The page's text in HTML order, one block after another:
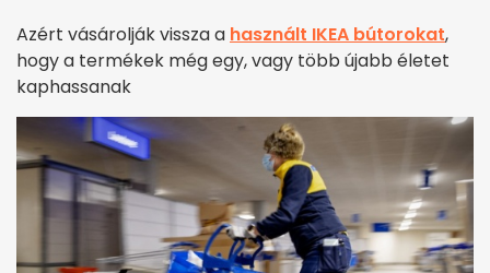
Azért vásárolják vissza a használt IKEA bútorokat,
hogy a termékek még egy, vagy több újabb életet
kaphassanak